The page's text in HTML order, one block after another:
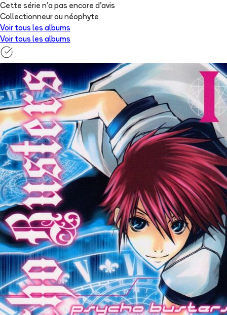
Cette série n'a pas encore d'avis
Collectionneur ou néophyte
Voir tous les albums
Voir tous les albums